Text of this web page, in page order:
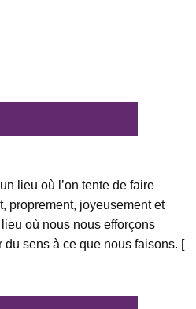
lieu où l’on tente de faire
proprement, joyeusement et
où nous nous efforçons
du sens à ce que nous faisons. [